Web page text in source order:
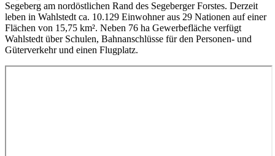
Segeberg am nordöstlichen Rand des Segeberger Forstes. Derzeit
leben in Wahlstedt ca. 10.129 Einwohner aus 29 Nationen auf einer
Flächen von 15,75 km². Neben 76 ha Gewerbefläche verfügt
Wahlstedt über Schulen, Bahnanschlüsse für den Personen- und
Güterverkehr und einen Flugplatz.